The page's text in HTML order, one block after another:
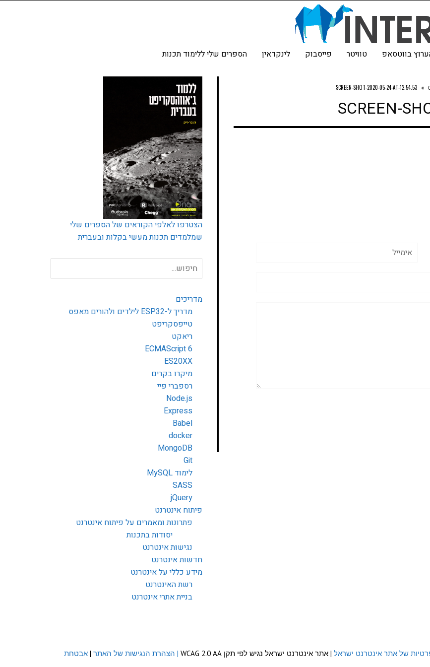
בווטסאפ טוויטר פייסבוק לינקדאין הספרים שלי ללימוד תכנות
»
SCREEN-SHOT-2020-05-24-AT-12.54.53
SCREEN-
הצטרפו לאלפי הקוראים של הספרים שלי
שמלמדים תכנות מעשי בקלות ובעברית
חיפוש
עבור:
מדריכים
מדריך ל-ESP32 לילדים ולהורים מאפס
טייפסקריפט
ריאקט
ECMAScript 6
ES20XX
מיקרו בקרים
רספברי פיי
Node.js
Express
Babel
docker
MongoDB
Git
לימוד MySQL
SASS
jQuery
פיתוח אינטרנט
פתרונות ומאמרים על פיתוח אינטרנט
יסודות בתכנות
נגישות אינטרנט
חדשות אינטרנט
מידע כללי על אינטרנט
רשת האינטרנט
בניית אתרי אינטרנט
של אתר אינטרנט ישראל | אתר אינטרנט ישראל נגיש לפי תקן WCAG 2.0 AA | הצהרת הנגישות של האתר | אבטחת